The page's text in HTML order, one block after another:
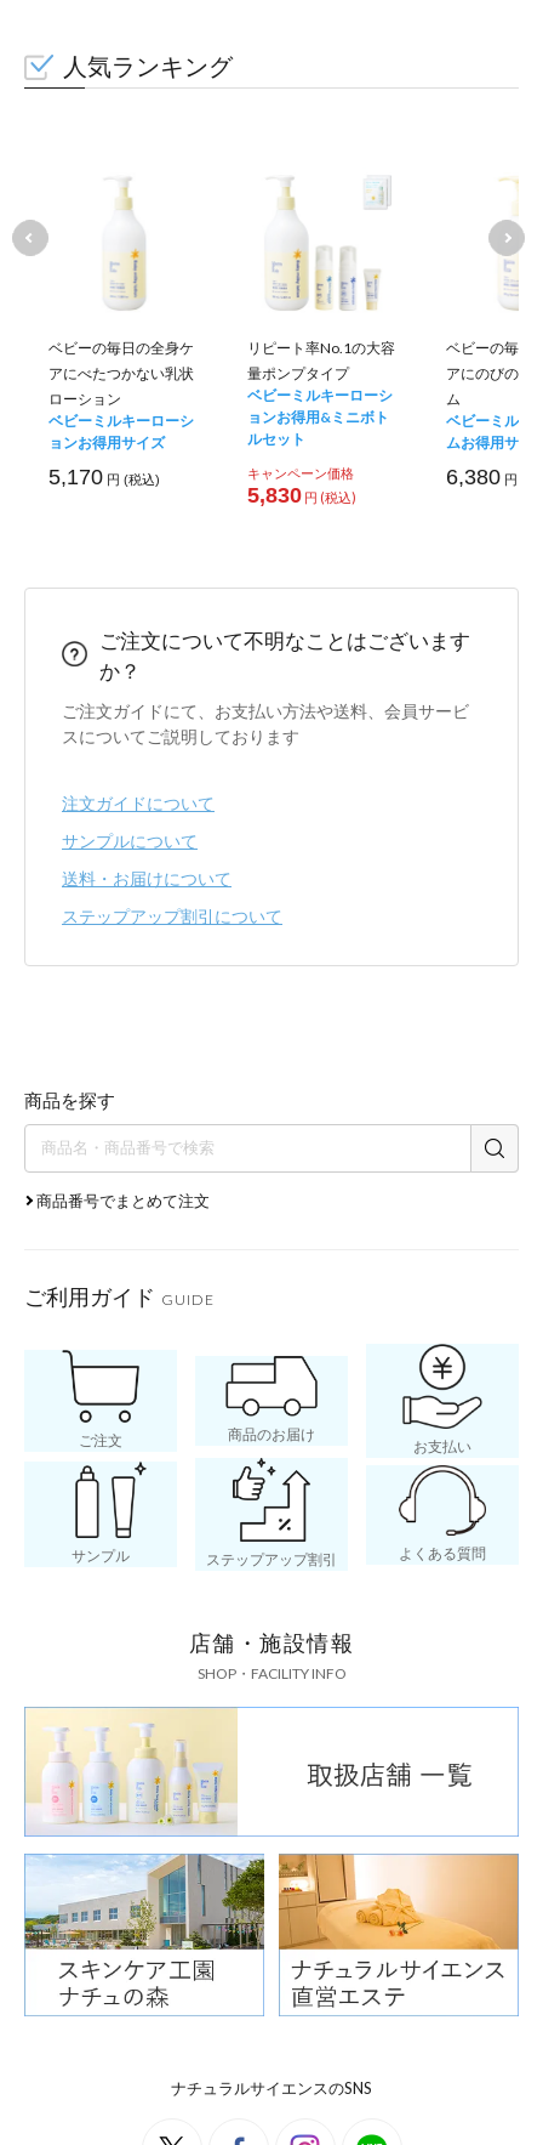
人気ランキング
ベビーの毎日の全身ケ
アにべたつかない乳状
ローション
ベビーミルキーローシ
ョンお得用サイズ
5,170 円 (税込)
リピート率No.1の大容
量ポンプタイプ
ベビーミルキーローシ
ョンお得用&ミニボト
ルセット
キャンペーン価格
5,830 円 (税込)
ベビーの毎日
アにのびのい
ム
ベビーミルキ
ムお得用サイ
6,380 円 (税
ご注文について不明なことはございます
か？
ご注文ガイドにて、お支払い方法や送料、会員サービ
スについてご説明しております
注文ガイドについて
サンプルについて
送料・お届けについて
ステップアップ割引について
商品を探す
商品番号でまとめて注文
ご利用ガイド GUIDE
ご注文 商品のお届け
お支払い
サンプル ステップアップ割引 よくある質問
店舗・施設情報
SHOP・FACILITY INFO
ナチュラルサイエンスのSNS